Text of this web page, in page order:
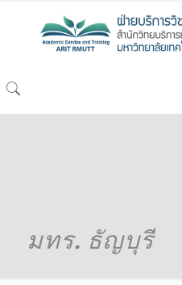
มทร. ธัญบุรี